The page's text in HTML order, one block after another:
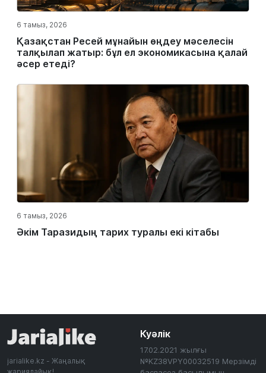
6 тамыз, 2026
Қазақстан Ресей мұнайын өңдеу мәселесін
талқылап жатыр: бұл ел экономикасына қалай
әсер етеді?
6 тамыз, 2026
Әкім Таразидың тарих туралы екі кітабы
jarialike.kz - Жаңалық
Куәлік
17.02.2021 жылғы
№KZ38VPY00032519 Мерзімді